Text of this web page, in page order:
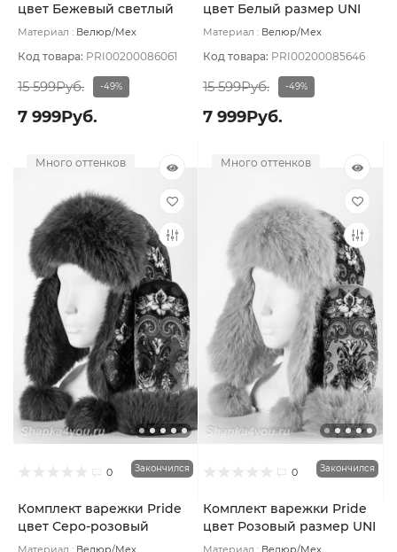
цвет Бежевый светлый
размер UNI
Материал : Велюр/Мех
Код товара: PRI00200086061
15 599Руб. -49%
7 999Руб.
цвет Белый размер UNI
Материал : Велюр/Мех
Код товара: PRI00200085646
15 599Руб. -49%
7 999Руб.
Много оттенков
0 Закончился
Комплект варежки Pride
цвет Серо-розовый
размер UNI
Материал : Велюр/Мех
Много оттенков
0 Закончился
Комплект варежки Pride
цвет Розовый размер UNI
Материал : Велюр/Мех